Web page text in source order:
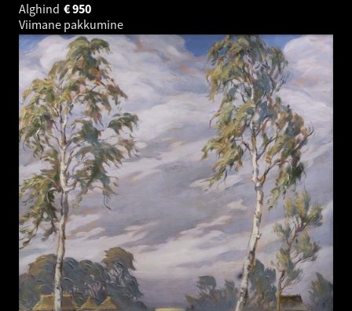
Alghind
950
€
Viimane pakkumine